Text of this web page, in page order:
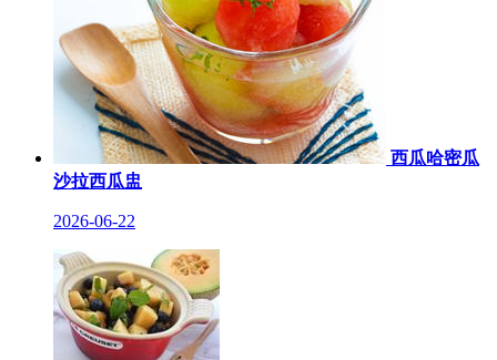
西瓜哈密瓜
沙拉西瓜盅
2026-06-22